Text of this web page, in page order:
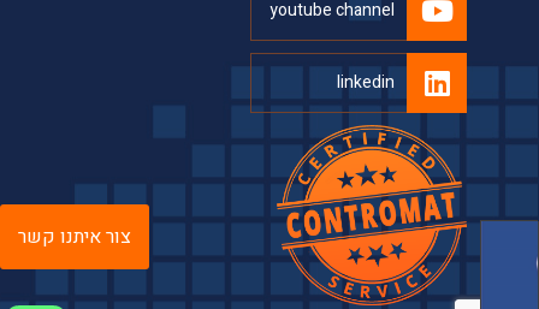
צור איתנו קשר
youtube channel
linkedin